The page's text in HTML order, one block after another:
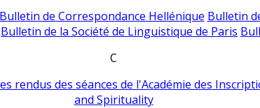
Bulletin de Correspondance Hellénique Bulletin
Bulletin de la Société de Linguistique de Paris
C
rendus des séances de l'Académie des
and Spirituality